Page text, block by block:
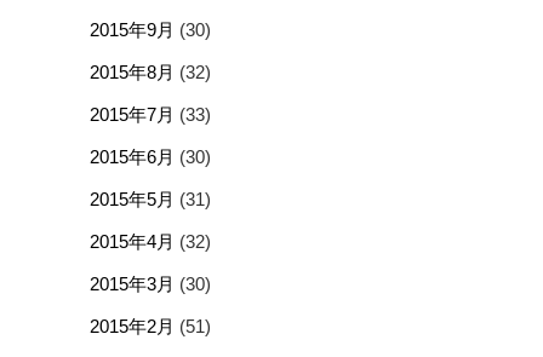
2015年9月 (30)
2015年8月 (32)
2015年7月 (33)
2015年6月 (30)
2015年5月 (31)
2015年4月 (32)
2015年3月 (30)
2015年2月 (51)